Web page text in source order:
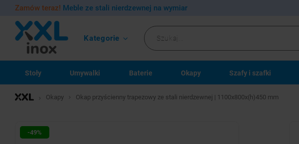
Zamów teraz! Meble ze stali nierdzewnej na wymiar
Kategorie
Stoły Umywalki Baterie Okapy Szafy i szafki
Okapy Okap przyścienny trapezowy ze stali nierdzewnej | 1100x800x(h)450 mm
-49%